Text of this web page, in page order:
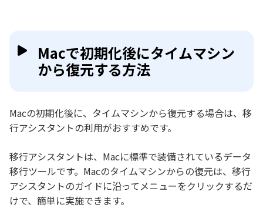
Macで初期化後にタイムマシン
から復元する方法
Macの初期化後に、タイムマシンから復元する場合は、移
行アシスタントの利用がおすすめです。
移行アシスタントは、Macに標準で装備されているデータ
移行ツールです。Macのタイムマシンからの復元は、移行
アシスタントのガイドに沿ってメニューをクリックするだ
けで、簡単に実施できます。